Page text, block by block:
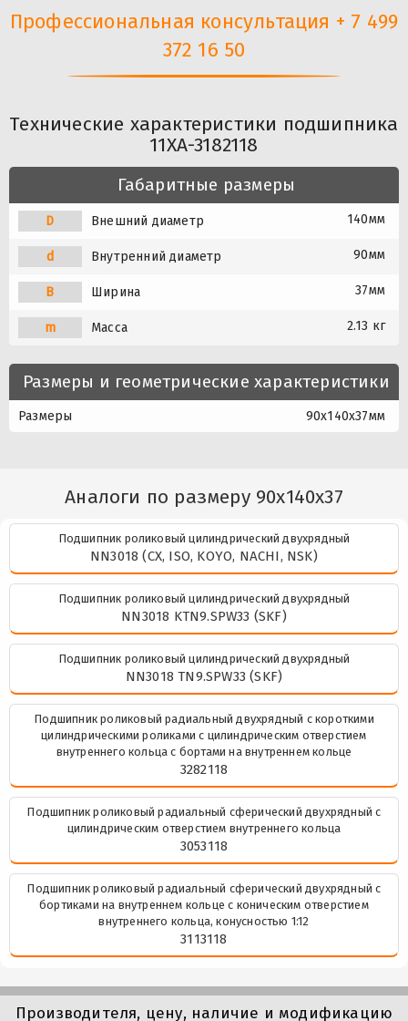
Профессиональная консультация + 7 499
372 16 50
Технические характеристики подшипника
11XA-3182118
Габаритные размеры
D Внешний диаметр 140мм
d Внутренний диаметр 90мм
B Ширина 37мм
m Масса 2.13 кг
Размеры и геометрические характеристики
Размеры 90x140x37мм
Аналоги по размеру 90x140x37
Подшипник роликовый цилиндрический двухрядный
NN3018 (CX, ISO, KOYO, NACHI, NSK)
Подшипник роликовый цилиндрический двухрядный
NN3018 KTN9.SPW33 (SKF)
Подшипник роликовый цилиндрический двухрядный
NN3018 TN9.SPW33 (SKF)
Подшипник роликовый радиальный двухрядный с короткими
цилиндрическими роликами с цилиндрическим отверстием
внутреннего кольца с бортами на внутреннем кольце
3282118
Подшипник роликовый радиальный сферический двухрядный с
цилиндрическим отверстием внутреннего кольца
3053118
Подшипник роликовый радиальный сферический двухрядный с
бортиками на внутреннем кольце с коническим отверстием
внутреннего кольца, конусностью 1:12
3113118
Производителя, цену, наличие и модификацию